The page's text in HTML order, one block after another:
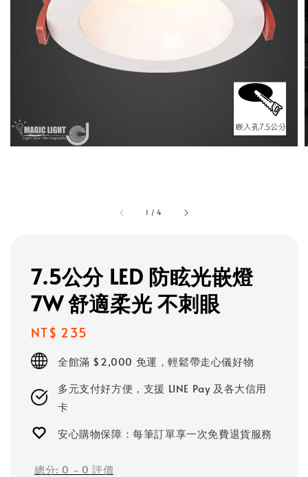
1 /4
7.5公分 LED 防眩光嵌燈
7W 舒適柔光 不刺眼
Regular
price
NT$ 235
全館滿 $2,000 免運，輕鬆帶走心儀好物
多元支付好方便，支援 LINE Pay 及各大信用
卡
安心購物保障：每筆訂單享一次免費退貨服務
總分: 0 - 0 評價